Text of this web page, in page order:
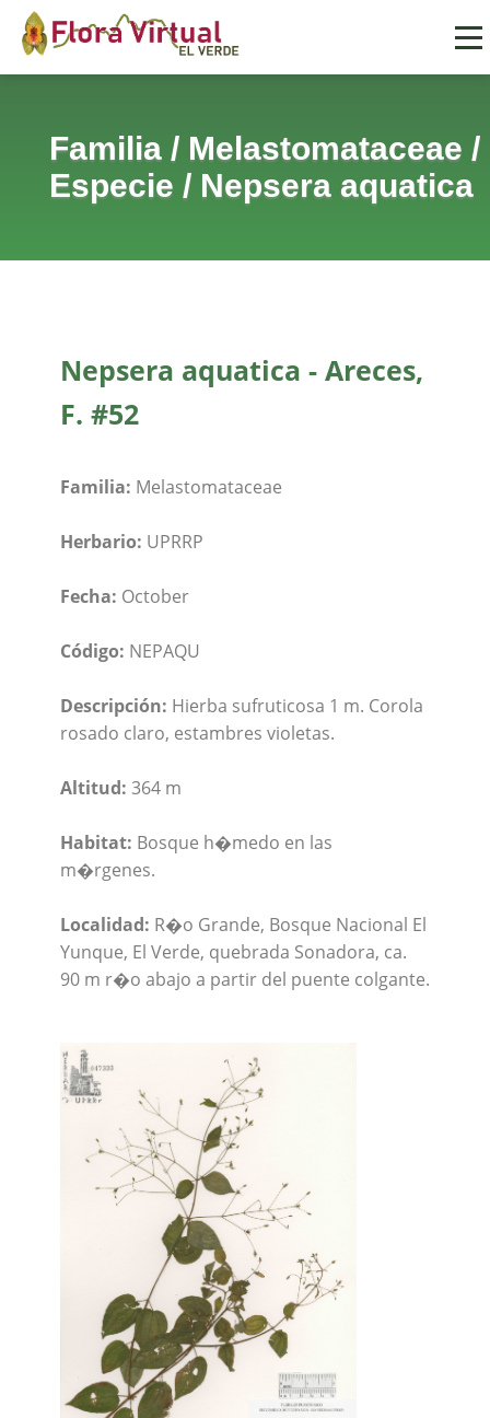
Familia/ Melastomataceae /
Especie / Nepsera aquatica
Nepsera aquatica - Areces,
F. #52
Familia: Melastomataceae
Herbario: UPRRP
Fecha: October
Código: NEPAQU
Descripción: Hierba sufruticosa 1 m. Corola
rosado claro, estambres violetas.
Altitud: 364 m
Habitat: Bosque h�medo en las
m�rgenes.
Localidad: R�o Grande, Bosque Nacional El
Yunque, El Verde, quebrada Sonadora, ca.
90 m r�o abajo a partir del puente colgante.